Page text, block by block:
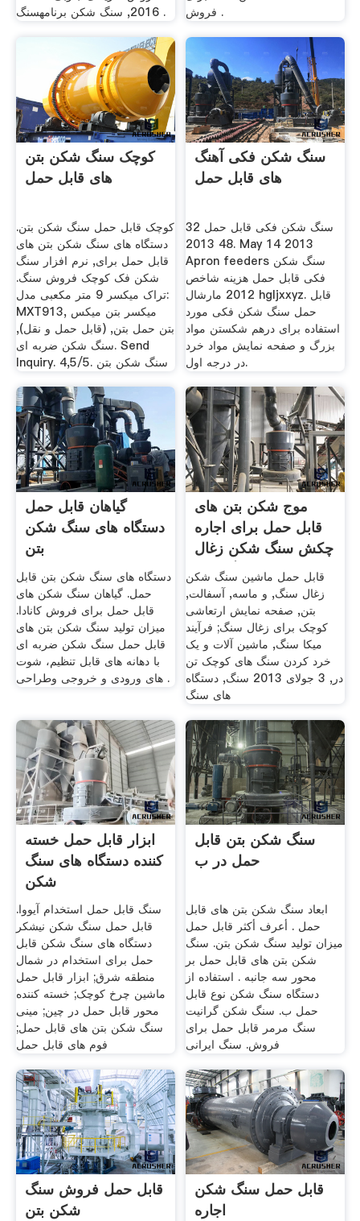
2016, سنگ شکن برنامهسنگ .
فروش .
کوچک سنگ شکن بتن
های قابل حمل
کوچک قابل حمل سنگ شکن بتن.
دستگاه های سنگ شکن بتن های
قابل حمل برای, نرم افزار سنگ
شکن فک کوچک فروش سنگ.
تراک میکسر 9 متر مکعبی مدل:
MXT913, میکسر بتن میکس
بتن حمل بتن, (قابل حمل و نقل),
سنگ شکن ضربه ای. Send
Inquiry. 4,5/5. سنگ شکن بتن
سنگ شکن فکی آهنگ
های قابل حمل
سنگ شکن فکی قابل حمل 32
48 2013. May 14 2013
Apron feeders سنگ شکن
فکی قابل حمل هزینه شاخص
2012 مارشال hgljxxyz. قابل
حمل سنگ شکن فکی مورد
استفاده برای درهم شکستن مواد
بزرگ و صفحه نمایش مواد خرد
در درجه اول.
گیاهان قابل حمل
دستگاه های سنگ شکن
بتن
دستگاه های سنگ شکن بتن قابل
حمل. گیاهان سنگ شکن های
قابل حمل برای فروش کانادا.
میزان تولید سنگ شکن بتن های
قابل حمل سنگ شکن ضربه ای
با دهانه های قابل تنظیم، شوت
های ورودی و خروجی وطراحی .
موج شکن بتن های
قابل حمل برای اجاره
چکش سنگ شکن زغال
سنگ خرد
قابل حمل ماشین سنگ شکن
زغال سنگ, و ماسه, آسفالت,
بتن, صفحه نمایش ارتعاشی
کوچک برای زغال سنگ; فرآیند
میکا سنگ, ماشین آلات و یک
خرد کردن سنگ های کوچک تن
در, 3 جولای 2013 سنگ, دستگاه
های سنگ
ابزار قابل حمل خسته
کننده دستگاه های سنگ
شکن
سنگ قابل حمل استخدام آیووا.
قابل حمل سنگ شکن نیشکر
دستگاه های سنگ شکن قابل
حمل برای استخدام در شمال
منطقه شرق; ابزار قابل حمل
ماشین چرخ کوچک; خسته کننده
محور قابل حمل در چین; مینی
سنگ شکن بتن های قابل حمل;
فوم های قابل حمل
سنگ شکن بتن قابل
حمل در ب
ابعاد سنگ شکن بتن های قابل
حمل . أعرف أكثر قابل حمل
میزان تولید سنگ شکن بتن. سنگ
شکن بتن های قابل حمل بر
محور سه جانبه . استفاده از
دستگاه سنگ شکن نوع قابل
حمل ب. سنگ شکن گرانیت
سنگ مرمر قابل حمل برای
فروش. سنگ ایرانی
قابل حمل فروش سنگ
شکن بتن
قابل حمل سنگ شکن
اجاره